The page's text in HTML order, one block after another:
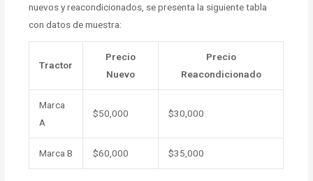
nuevos y reacondicionados, se presenta la siguiente tabla
con datos de muestra:
Tractor
Precio
Nuevo
Precio
Reacondicionado
Marca
A
$50,000 $30,000
Marca B $60,000 $35,000